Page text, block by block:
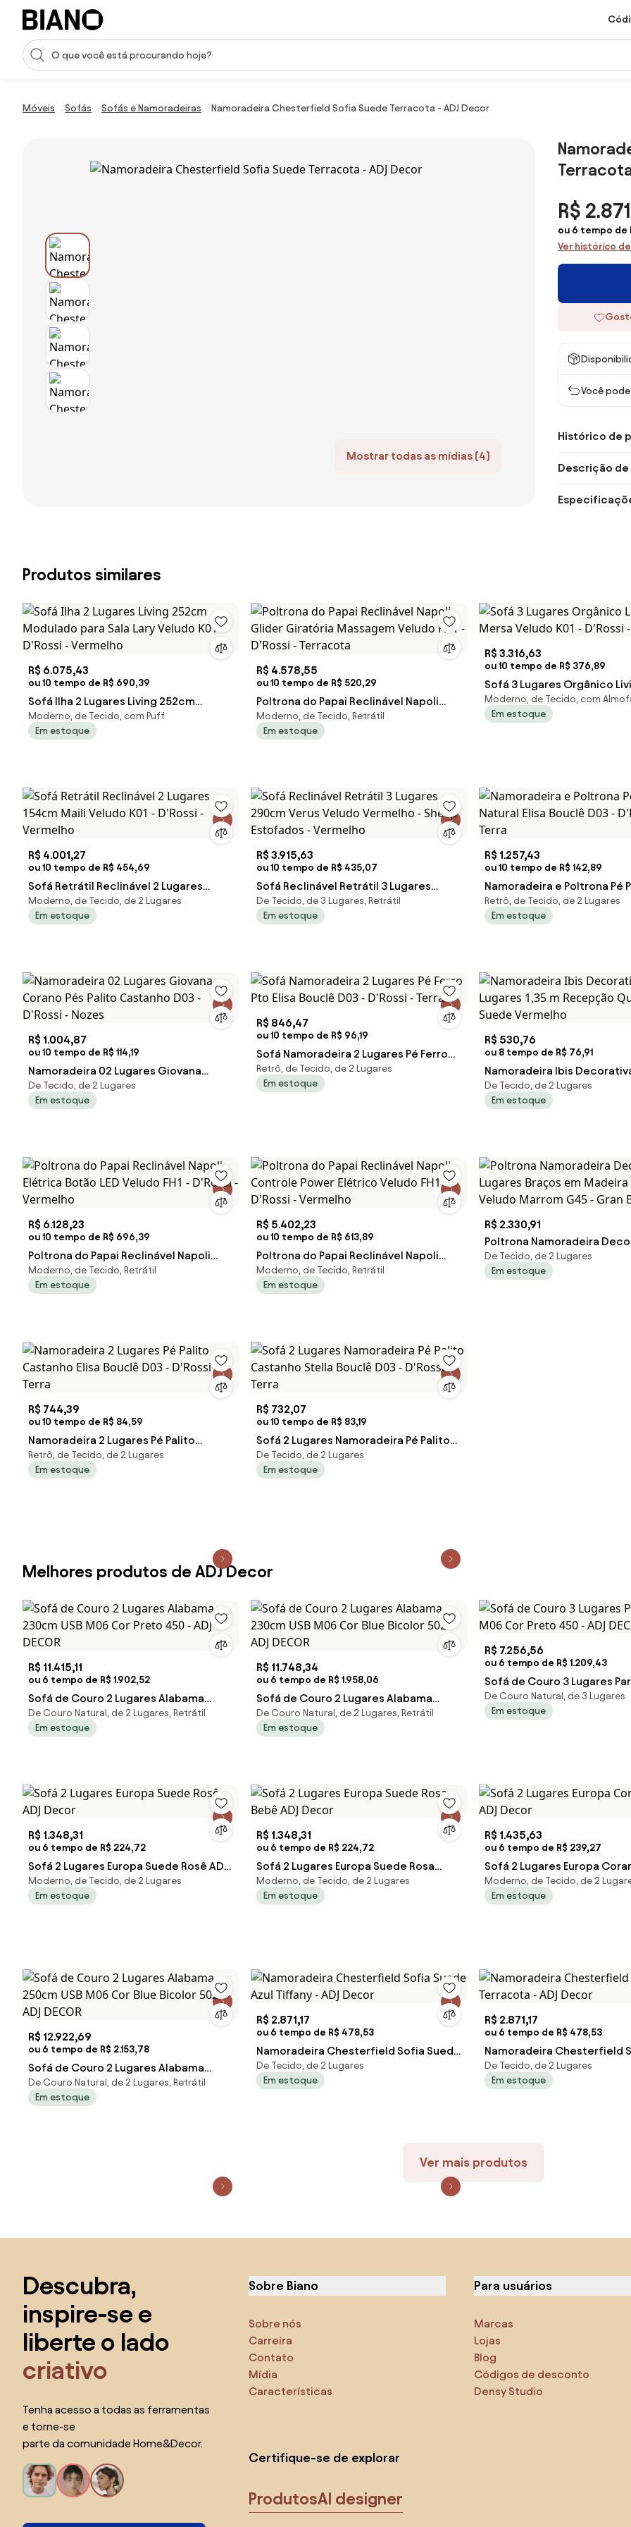
Saltar para o conteúdo
Entrada de pesquisa
Móveis Sofás Sofás e Namoradeiras Namoradeira Chesterfield Sofia Suede Terracota - ADJ Decor
Mostrar todas as mídias (4)
R$
ou 6 tempo de
Ver histórico
Você
Histórico de
Descrição
Produtos similares
R$ 6.075,43
ou 10 tempo de R$ 690,39
Sofá Ilha 2 Lugares Living 252cm
Modulado para Sala Lary Veludo K01 -
D'Rossi - Vermelho
Moderno, de Tecido, com Puff
Em estoque
R$ 4.578,55
ou 10 tempo de R$ 520,29
Poltrona do Papai Reclinável Napoli
Glider Giratória Massagem Veludo FH1
- D'Rossi - Terracota
Moderno, de Tecido, Retrátil
Em estoque
R$ 3.316,63
ou 10 tempo de R$ 376,89
Sofá 3 Lugares Orgânico
Mersa Veludo K01 - D'Rossi
Moderno, de Tecido, com
Em estoque
R$ 4.001,27
ou 10 tempo de R$ 454,69
Sofá Retrátil Reclinável 2 Lugares
154cm Maili Veludo K01 - D'Rossi -
Vermelho
Moderno, de Tecido, de 2 Lugares
Em estoque
R$ 3.915,63
ou 10 tempo de R$ 435,07
Sofá Reclinável Retrátil 3 Lugares
290cm Verus Veludo Vermelho - Sheep
Estofados - Vermelho
De Tecido, de 3 Lugares, Retrátil
Em estoque
R$ 1.257,43
ou 10 tempo de R$ 142,89
Namoradeira e Poltrona Pé
Natural Elisa Bouclê D03 -
Terra
Retrô, de Tecido, de 2 Lugares
Em estoque
R$ 1.004,87
ou 10 tempo de R$ 114,19
Namoradeira 02 Lugares Giovana
Corano Pés Palito Castanho D03 -
D'Rossi - Nozes
De Tecido, de 2 Lugares
Em estoque
R$ 846,47
ou 10 tempo de R$ 96,19
Sofá Namoradeira 2 Lugares Pé Ferro
Pto Elisa Bouclê D03 - D'Rossi - Terra
Retrô, de Tecido, de 2 Lugares
Em estoque
R$ 530,76
ou 8 tempo de R$ 76,91
Namoradeira Ibis
1,35 m Recepção Quarto
Vermelho
De Tecido, de 2 Lugares
Em estoque
R$ 6.128,23
ou 10 tempo de R$ 696,39
Poltrona do Papai Reclinável Napoli
Elétrica Botão LED Veludo FH1 - D'Rossi -
Vermelho
Moderno, de Tecido, Retrátil
Em estoque
R$ 5.402,23
ou 10 tempo de R$ 613,89
Poltrona do Papai Reclinável Napoli
Controle Power Elétrico Veludo FH1 -
D'Rossi - Vermelho
Moderno, de Tecido, Retrátil
Em estoque
R$ 2.330,91
Poltrona Namoradeira
Lugares Braços em Madeira
Veludo Marrom G45 - Gran
De Tecido, de 2 Lugares
Em estoque
R$ 744,39
ou 10 tempo de R$ 84,59
Namoradeira 2 Lugares Pé Palito
Castanho Elisa Bouclê D03 - D'Rossi -
Terra
Retrô, de Tecido, de 2 Lugares
Em estoque
R$ 732,07
ou 10 tempo de R$ 83,19
Sofá 2 Lugares Namoradeira Pé Palito
Castanho Stella Bouclê D03 - D'Rossi -
Terra
De Tecido, de 2 Lugares
Em estoque
Melhores produtos de ADJ Decor
R$ 11.415,11
ou 6 tempo de R$ 1.902,52
Sofá de Couro 2 Lugares Alabama
230cm USB M06 Cor Preto 450 - ADJ
DECOR
De Couro Natural, de 2 Lugares, Retrátil
Em estoque
R$ 11.748,34
ou 6 tempo de R$ 1.958,06
Sofá de Couro 2 Lugares Alabama
230cm USB M06 Cor Blue Bicolor 502 -
ADJ DECOR
De Couro Natural, de 2 Lugares, Retrátil
Em estoque
R$ 7.256,56
ou 6 tempo de R$ 1.209,43
Sofá de Couro 3 Lugares
M06 Cor Preto 450 - ADJ
De Couro Natural, de 3 Lugares
Em estoque
R$ 1.348,31
ou 6 tempo de R$ 224,72
Sofá 2 Lugares Europa Suede Rosê ADJ
Decor
Moderno, de Tecido, de 2 Lugares
Em estoque
R$ 1.348,31
ou 6 tempo de R$ 224,72
Sofá 2 Lugares Europa Suede Rosa
Bebê ADJ Decor
Moderno, de Tecido, de 2 Lugares
Em estoque
R$ 1.435,63
ou 6 tempo de R$ 239,27
Sofá 2 Lugares Europa
ADJ Decor
Moderno, de Tecido, de 2
Em estoque
R$ 12.922,69
ou 6 tempo de R$ 2.153,78
Sofá de Couro 2 Lugares Alabama
250cm USB M06 Cor Blue Bicolor 502 -
ADJ DECOR
De Couro Natural, de 2 Lugares, Retrátil
Em estoque
R$ 2.871,17
ou 6 tempo de R$ 478,53
Namoradeira Chesterfield Sofia Suede
Azul Tiffany - ADJ Decor
De Tecido, de 2 Lugares
Em estoque
R$ 2.871,17
ou 6 tempo de R$ 478,53
Namoradeira Chesterfield
Terracota - ADJ Decor
De Tecido, de 2 Lugares
Em estoque
Ver mais produtos
Descubra,
inspire-se e
liberte o lado
criativo
Tenha acesso a todas as ferramentas
e torne-se
parte da comunidade Home&Decor.
Sobre Biano
Sobre nós
Carreira
Contato
Mídia
Características
Para usuários
Marcas
Lojas
Blog
Códigos de desconto
Densy Studio
Certifique-se de explorar
ProdutosAI designer